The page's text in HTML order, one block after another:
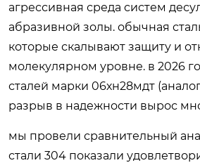
агрессивная среда систем
абразивной золы. обычная
которые скалывают защиту и
молекулярном уровне. в 2026
сталей марки 06хн28мдт
разрыв в надежности вырос
мы провели сравнительный
стали 304 показали